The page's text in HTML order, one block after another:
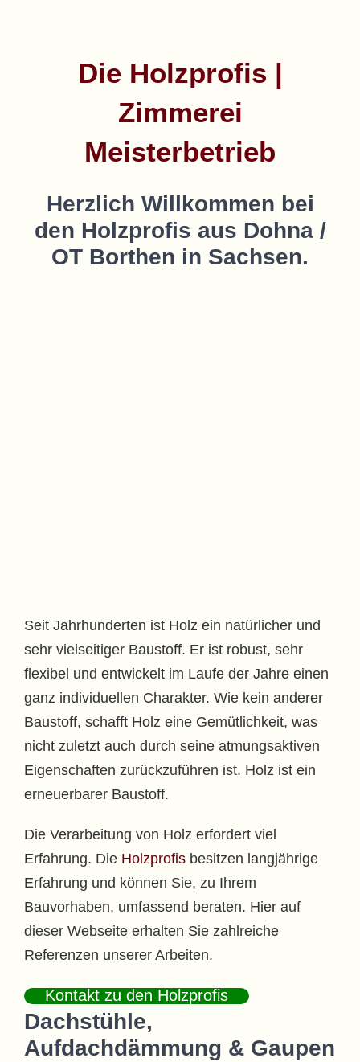
Die Holzprofis |
Zimmerei
Meisterbetrieb
Herzlich Willkommen bei
den Holzprofis aus Dohna /
OT Borthen in Sachsen.
Seit Jahrhunderten ist Holz ein natürlicher und
sehr vielseitiger Baustoff. Er ist robust, sehr
flexibel und entwickelt im Laufe der Jahre einen
ganz individuellen Charakter. Wie kein anderer
Baustoff, schafft Holz eine Gemütlichkeit, was
nicht zuletzt auch durch seine atmungsaktiven
Eigenschaften zurückzuführen ist. Holz ist ein
erneuerbarer Baustoff.
Die Verarbeitung von Holz erfordert viel
Erfahrung. Die Holzprofis besitzen langjährige
Erfahrung und können Sie, zu Ihrem
Bauvorhaben, umfassend beraten. Hier auf
dieser Webseite erhalten Sie zahlreiche
Referenzen unserer Arbeiten.
Kontakt zu den Holzprofis
Dachstühle,
Aufdachdämmung & Gaupen